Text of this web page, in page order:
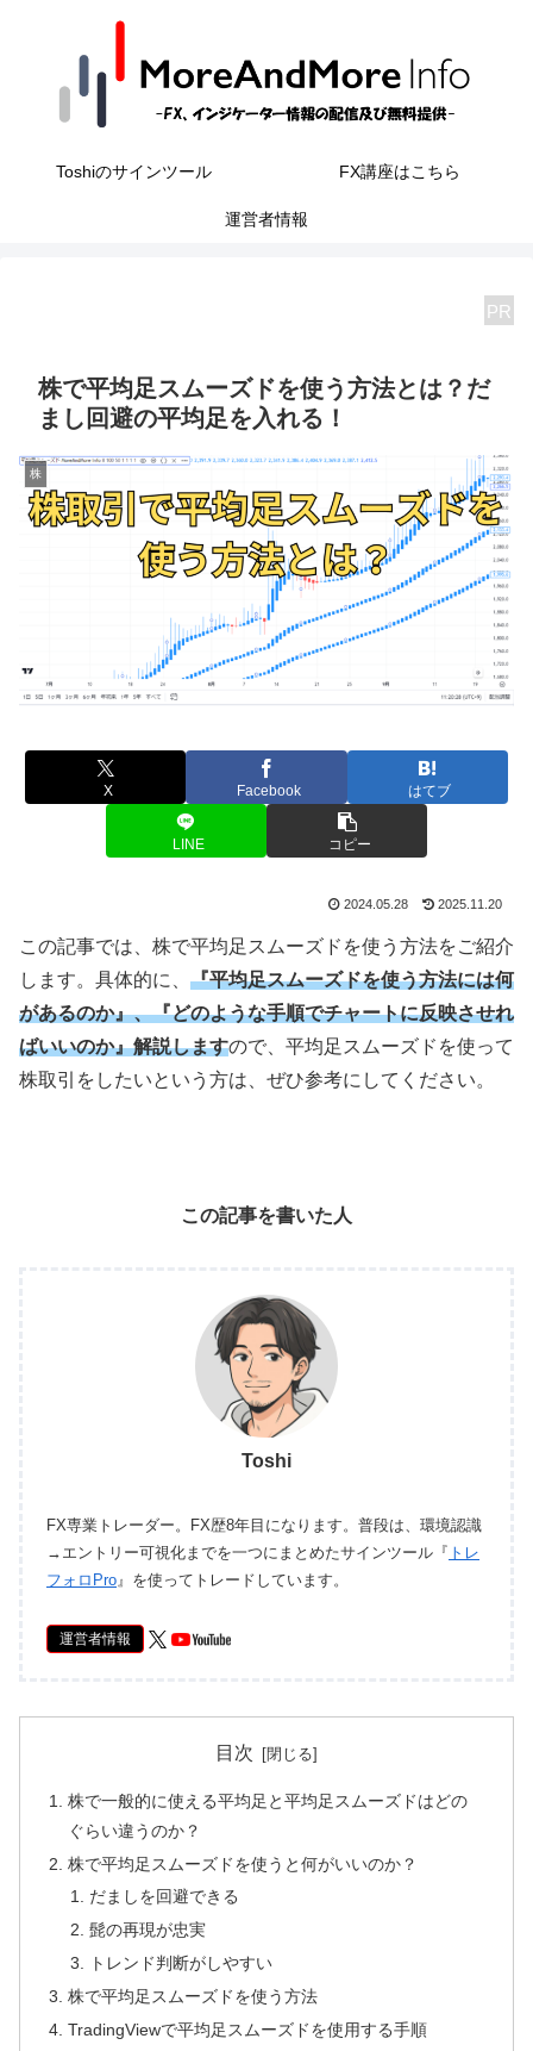
Toshiのサインツール FX講座はこちら
運営者情報
PR
株で平均足スムーズドを使う方法とは？だ
まし回避の平均足を入れる！
株
X Facebook はてブ
LINE コピー
2024.05.28 2025.11.20
この記事では、株で平均足スムーズドを使う方法をご紹介
します。具体的に、 『平均足スムーズドを使う方法には何
があるのか』、『どのような手順でチャートに反映させれ
ばいいのか』解説しますので、平均足スムーズドを使って
株取引をしたいという方は、ぜひ参考にしてください。
この記事を書いた人
Toshi
FX専業トレーダー。FX歴8年目になります。普段は、環境認識
→エントリー可視化までを一つにまとめたサインツール『 トレ
フォロPro』を使ってトレードしています。
運営者情報
目次
株で一般的に使える平均足と平均足スムーズドはどの
ぐらい違うのか？
株で平均足スムーズドを使うと何がいいのか？
だましを回避できる
髭の再現が忠実
トレンド判断がしやすい
株で平均足スムーズドを使う方法
TradingViewで平均足スムーズドを使用する手順